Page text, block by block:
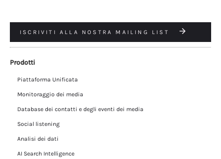
ISCRIVITI ALLA NOSTRA MAILING LIST
Prodotti
Piattaforma Unificata
Monitoraggio dei media
Database dei contatti e degli eventi dei media
Social listening
Analisi dei dati
AI Search Intelligence